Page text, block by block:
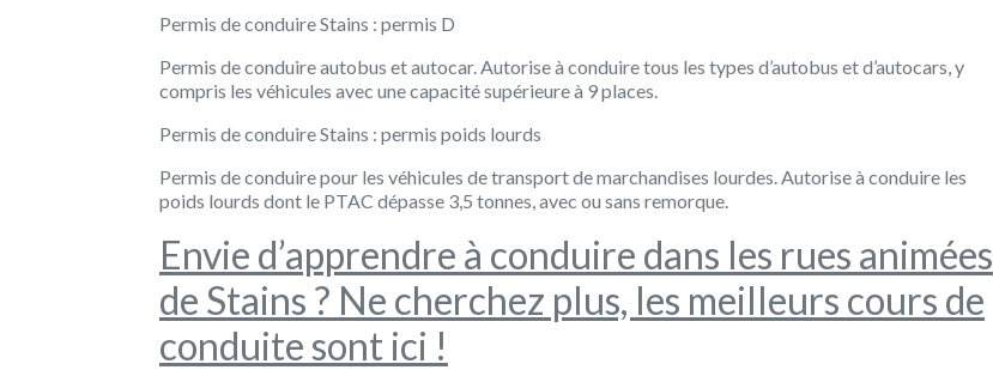
Permis de conduire Stains : permis D
Permis de conduire autobus et autocar. Autorise à conduire tous les types d’autobus et d’autocars, y
compris les véhicules avec une capacité supérieure à 9 places.
Permis de conduire Stains : permis poids lourds
Permis de conduire pour les véhicules de transport de marchandises lourdes. Autorise à conduire les
poids lourds dont le PTAC dépasse 3,5 tonnes, avec ou sans remorque.
Envie d’apprendre à conduire dans les rues animées
de Stains ? Ne cherchez plus, les meilleurs cours de
conduite sont ici !